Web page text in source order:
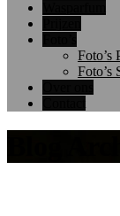
Foto’s
Foto’s